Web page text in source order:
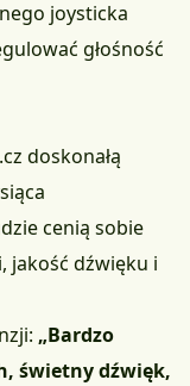
joysticka
głośność
doskonałą
cenią sobie
jakość dźwięku i
„Bardzo
świetny dźwięk,